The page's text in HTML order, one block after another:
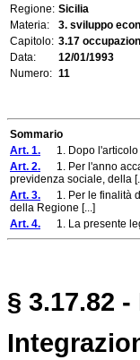
Regione: Sicilia
Materia:
3. sviluppo
Capitolo: 3.17
Data:
12/01/1993
Numero: 11
Sommario
Art. 1. 1. Dopo l'articolo
Art. 2. 1. Per l'anno
previdenza sociale, della
Art. 3. 1. Per le finalità
della Regione [...]
Art. 4. 1. La presente
§ 3.17.82